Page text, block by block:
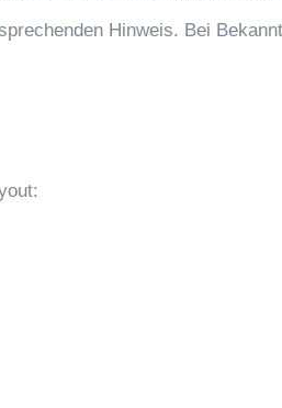
Hinweis. Bei